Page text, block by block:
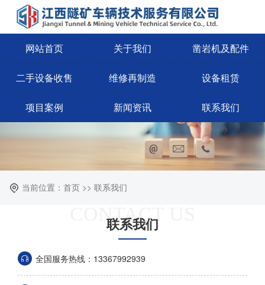
网站首页 关于我们 凿岩机及配件
二手设备收售 维修再制造 设备租赁
项目案例 新闻资讯 联系我们
当前位置：首页 >> 联系我们
CONTACT US
联系我们
全国服务热线：13367992939